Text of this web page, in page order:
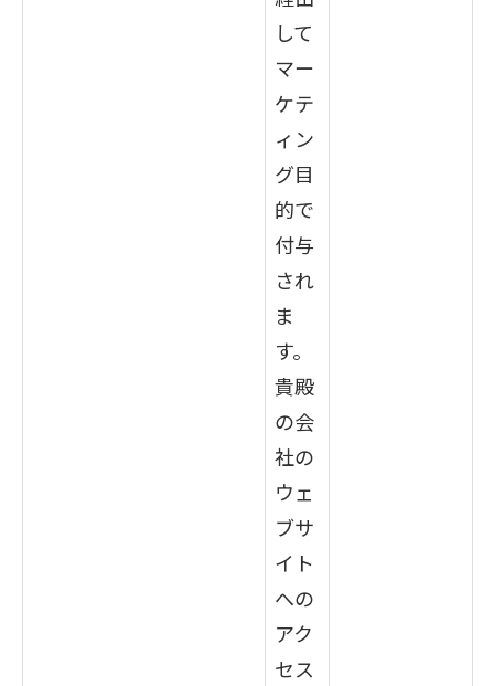
して
マー
ケテ
ィン
グ目
的で
付与
され
ま
す。
貴殿
の会
社の
ウェ
ブサ
イト
への
アク
セス